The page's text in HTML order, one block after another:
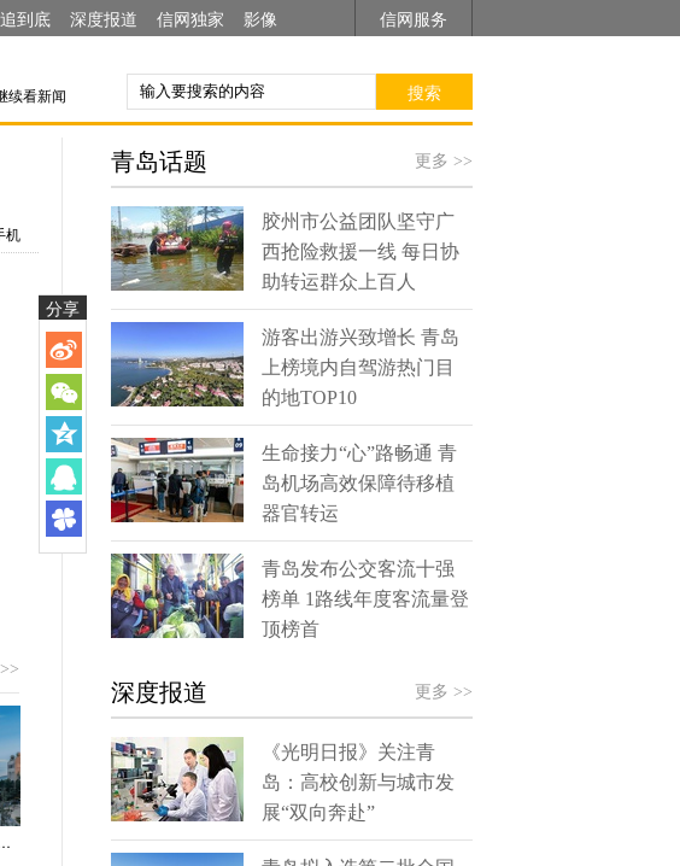
到底 深度报道 信网独家 影像 信网服务
搜索
机
店·赋能计划” 聚满青岛温情
分享
青岛话题 更多 >>
胶州市公益团队坚守广
西抢险救援一线 每日协
助转运群众上百人
游客出游兴致增长 青岛
上榜境内自驾游热门目
的地TOP10
生命接力“心”路畅通 青
岛机场高效保障待移植
器官转运
青岛发布公交客流十强
榜单 1路线年度客流量登
顶榜首
深度报道 更多 >>
《光明日报》关注青
岛：高校创新与城市发
展“双向奔赴”